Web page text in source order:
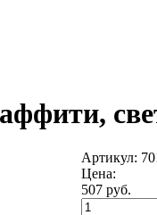
Артикул:
Цена:
507 руб.